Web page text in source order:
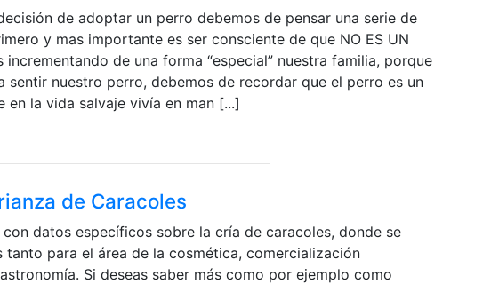
de adoptar un perro debemos de pensar una serie de
y mas importante es ser consciente de que NO ES UN
incrementando de una forma “especial” nuestra familia, porque
sentir nuestro perro, debemos de recordar que el perro es un
en la vida salvaje vivía en man [...]
de Caracoles
con datos específicos sobre la cría de caracoles, donde se
tanto para el área de la cosmética, comercialización
Si deseas saber más como por ejemplo como